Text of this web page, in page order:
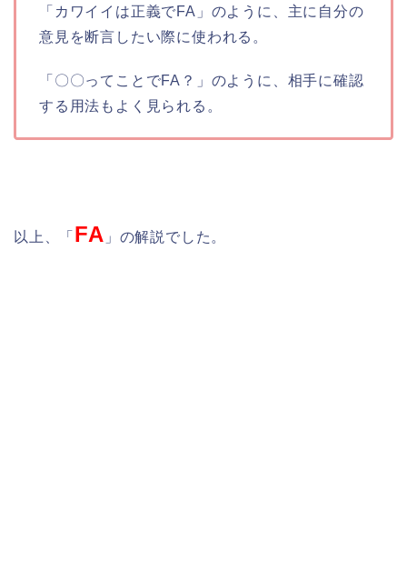
「カワイイは正義でFA」のように、主に自分の
意見を断言したい際に使われる。
「〇〇ってことでFA？」のように、相手に確認
する用法もよく見られる。
以上、「 FA 」の解説でした。